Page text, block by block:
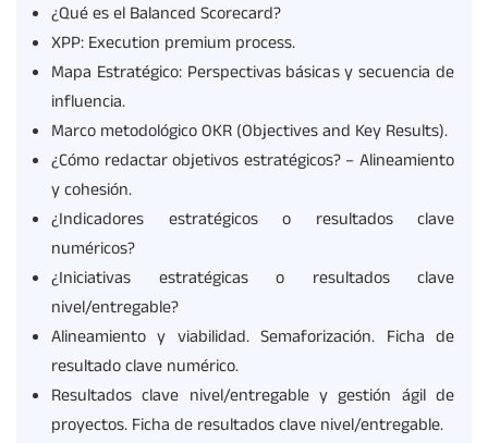
¿Qué es el Balanced Scorecard?
XPP: Execution premium process.
Mapa Estratégico: Perspectivas básicas y secuencia de
influencia.
Marco metodológico OKR (Objectives and Key Results).
¿Cómo redactar objetivos estratégicos? – Alineamiento
y cohesión.
¿Indicadores estratégicos o resultados clave
numéricos?
¿Iniciativas estratégicas o resultados clave
nivel/entregable?
Alineamiento y viabilidad. Semaforización. Ficha de
resultado clave numérico.
Resultados clave nivel/entregable y gestión ágil de
proyectos. Ficha de resultados clave nivel/entregable.